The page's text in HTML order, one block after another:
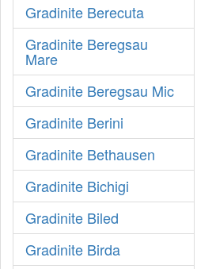
Gradinite Berecuta
Gradinite Beregsau
Mare
Gradinite Beregsau Mic
Gradinite Berini
Gradinite Bethausen
Gradinite Bichigi
Gradinite Biled
Gradinite Birda